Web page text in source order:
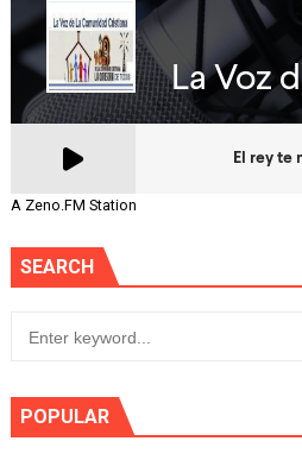
A Zeno.FM Station
SEARCH
POPULAR